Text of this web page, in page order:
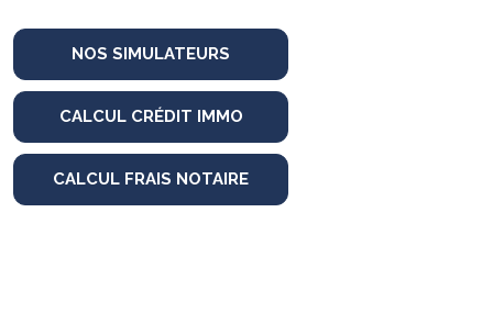
NOS SIMULATEURS
CALCUL CRÉDIT IMMO
CALCUL FRAIS NOTAIRE